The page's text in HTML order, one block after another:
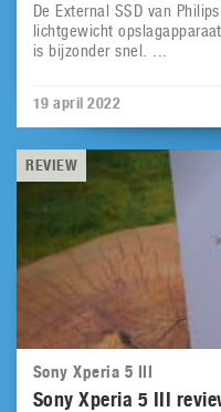
De External SSD van
lichtgewicht
is bijzonder snel. ...
19 april 2022
REVIEW
Sony Xperia 5 III
Sony Xperia 5 III